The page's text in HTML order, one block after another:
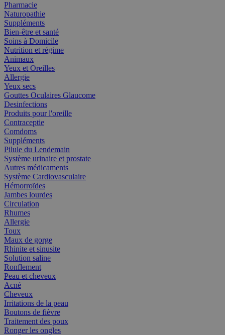
Pharmacie
Naturopathie
Suppléments
Bien-être et santé
Soins à Domicile
Nutrition et régime
Animaux
Yeux et Oreilles
Allergie
Yeux secs
Gouttes Oculaires Glaucome
Desinfections
Produits pour l'oreille
Contraceptie
Comdoms
Suppléments
Pilule du Lendemain
Système urinaire et prostate
Autres médicaments
Système Cardiovasculaire
Hémorroïdes
Jambes lourdes
Circulation
Rhumes
Allergie
Toux
Maux de gorge
Rhinite et sinusite
Solution saline
Ronflement
Peau et cheveux
Acné
Cheveux
Irritations de la peau
Boutons de fièvre
Traitement des poux
Ronger les ongles